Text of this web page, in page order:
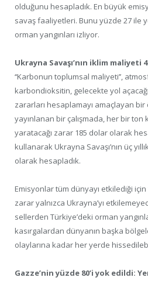
olduğunu hesapladık. En büyük
savaş faaliyetleri. Bunu yüzde 27 ile
orman yangınları izliyor.
Ukrayna Savaşı’nın iklim maliyeti
‘‘Karbonun toplumsal maliyeti’’,
karbondioksitin, gelecekte yol
zararları hesaplamayı amaçlayan
yayınlanan bir çalışmada, her bir
yaratacağı zarar 185 dolar olarak
kullanarak Ukrayna Savaşı’nın üç
olarak hesapladık.
Emisyonlar tüm dünyayı etkilediği
zarar yalnızca Ukrayna’yı
sellerden Türkiye’deki orman
kasırgalardan dünyanın başka
olaylarına kadar her yerde
Gazze’nin yüzde 80’i yok edildi: